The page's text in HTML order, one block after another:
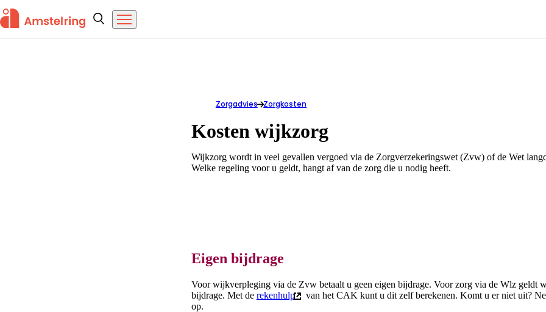
Overslaan en naar de inhoud gaan
Amstelring
ZoekenMenu
Zorgadvies Zorgkosten
Kosten wijkzorg
Kosten wijkzorg
Wijkzorg wordt in veel gevallen vergoed via de Zorgverzekeringswet (Zvw) of de Wet
Welke regeling voor u geldt, hangt af van de zorg die u nodig heeft.
Eigen bijdrage
Voor wijkverpleging via de Zvw betaalt u geen eigen bijdrage. Voor zorg via de Wlz geldt
bijdrage. Met de rekenhulp(externe link)
van het CAK kunt u dit zelf berekenen. Komt u er niet uit?
op.